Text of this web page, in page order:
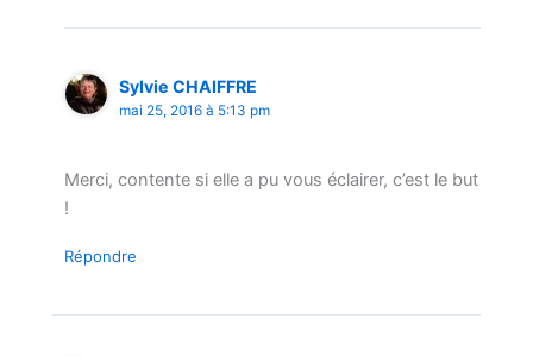
Sylvie CHAIFFRE
mai 25, 2016 à 5:13 pm
Merci, contente si elle a pu vous éclairer, c’est le but
!
Répondre